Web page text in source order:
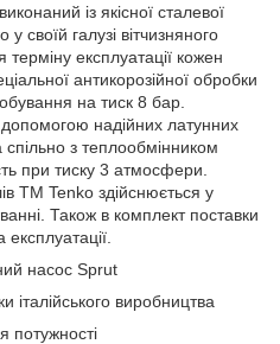
із якісної сталевої
у своїй галузі вітчизняного
експлуатації кожен
антикорозійної обробки
на тиск 8 бар.
допомогою надійних латунних
з теплообмінником
при тиску 3 атмосфери.
ТМ Tenko здійснюється у
Також в комплект поставки
насос Sprut
італійського виробництва
потужності